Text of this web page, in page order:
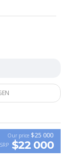
VIDEO
Our price $25 000
$22 000